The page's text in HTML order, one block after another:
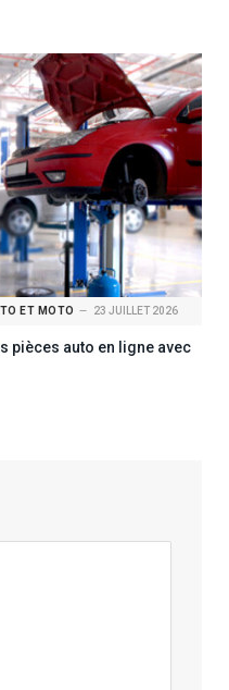
ET MOTO 23 JUILLET 2026
pièces auto en ligne avec